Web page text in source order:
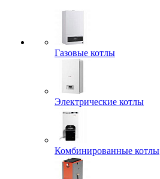
Газовые котлы
Электрические котлы
Комбинированные котлы